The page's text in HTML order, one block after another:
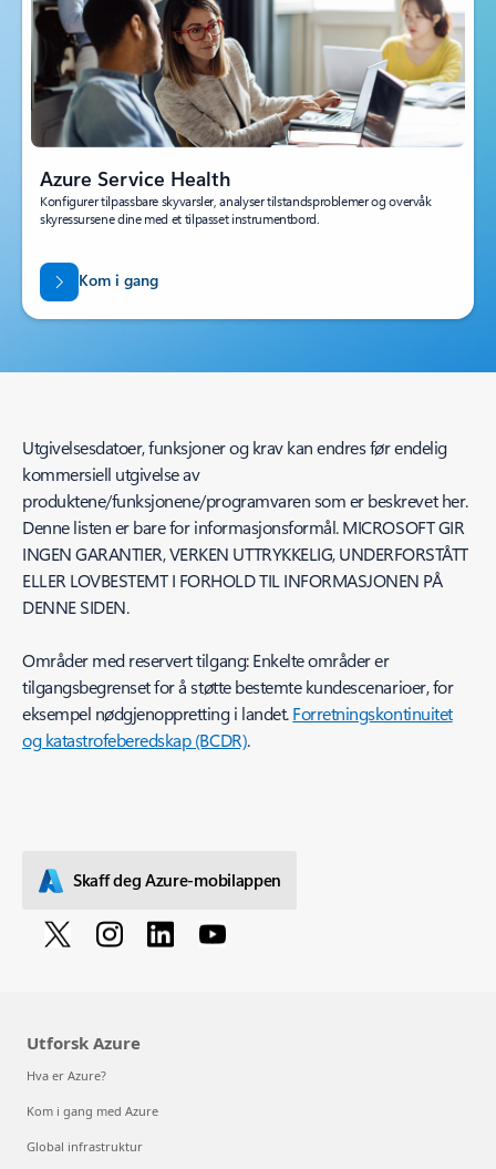
Azure Service Health
Konfigurer tilpassbare skyvarsler, analyser tilstandsproblemer og overvåk
skyressursene dine med et tilpasset instrumentbord.
Kom i gang
Utgivelsesdatoer, funksjoner og krav kan endres før endelig
kommersiell utgivelse av
produktene/funksjonene/programvaren som er beskrevet her.
Denne listen er bare for informasjonsformål. MICROSOFT GIR
INGEN GARANTIER, VERKEN UTTRYKKELIG, UNDERFORSTÅTT
ELLER LOVBESTEMT I FORHOLD TIL INFORMASJONEN PÅ
DENNE SIDEN.
Områder med reservert tilgang: Enkelte områder er
tilgangsbegrenset for å støtte bestemte kundescenarioer, for
eksempel nødgjenoppretting i landet.Forretningskontinuitet
og katastrofeberedskap (BCDR).
Skaff deg Azure-mobilappen
Utforsk Azure
Hva er Azure?
Kom i gang med Azure
Global infrastruktur